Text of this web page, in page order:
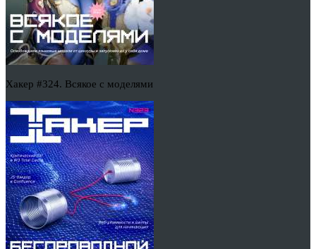
Хакер #324. Всякое с моделями